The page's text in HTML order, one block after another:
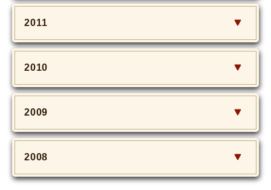
2011
2010
2009
2008